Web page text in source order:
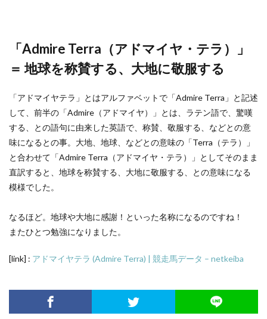
「Admire Terra（アドマイヤ・テラ）」
＝ 地球を称賛する、大地に敬服する
「アドマイヤテラ」とはアルファベットで「Admire Terra」と記述
して、前半の「Admire（アドマイヤ）」とは、ラテン語で、驚嘆
する、との語句に由来した英語で、称賛、敬服する、などとの意
味になるとの事。大地、地球、などとの意味の「Terra（テラ）」
と合わせて「Admire Terra（アドマイヤ・テラ）」としてそのまま
直訳すると、地球を称賛する、大地に敬服する、との意味になる
模様でした。
なるほど。地球や大地に感謝！といった名称になるのですね！
またひとつ勉強になりました。
[link] : アドマイヤテラ (Admire Terra) | 競走馬データ – netkeiba